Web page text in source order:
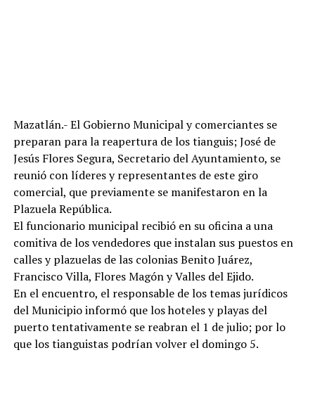
Mazatlán.- El Gobierno Municipal y comerciantes se
preparan para la reapertura de los tianguis; José de
Jesús Flores Segura, Secretario del Ayuntamiento, se
reunió con líderes y representantes de este giro
comercial, que previamente se manifestaron en la
Plazuela República.
El funcionario municipal recibió en su oficina a una
comitiva de los vendedores que instalan sus puestos en
calles y plazuelas de las colonias Benito Juárez,
Francisco Villa, Flores Magón y Valles del Ejido.
En el encuentro, el responsable de los temas jurídicos
del Municipio informó que los hoteles y playas del
puerto tentativamente se reabran el 1 de julio; por lo
que los tianguistas podrían volver el domingo 5.